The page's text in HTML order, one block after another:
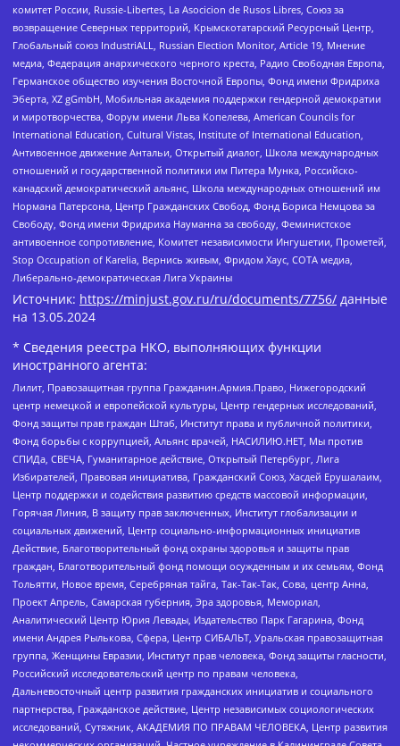
комитет России, Russie-Libertes, La Asocicion de Rusos Libres, Союз за
возвращение Северных территорий, Крымскотатарский Ресурсный Центр,
Глобальный союз IndustriALL, Russian Election Monitor, Article 19, Мнение
медиа, Федерация анархического черного креста, Радио Свободная Европа,
Германское общество изучения Восточной Европы, Фонд имени Фридриха
Эберта, XZ gGmbH, Мобильная академия поддержки гендерной демократии
и миротворчества, Форум имени Льва Копелева, American Councils for
International Education, Cultural Vistas, Institute of International Education,
Антивоенное движение Антальи, Открытый диалог, Школа международных
отношений и государственной политики им Питера Мунка, Российско-
канадский демократический альянс, Школа международных отношений им
Нормана Патерсона, Центр Гражданских Свобод, Фонд Бориса Немцова за
Свободу, Фонд имени Фридриха Науманна за свободу, Феминистское
антивоенное сопротивление, Комитет независимости Ингушетии, Прометей,
Stop Occupation of Karelia, Вернись живым, Фридом Хаус, СОТА медиа,
Либерально-демократическая Лига Украины
Источник: https://minjust.gov.ru/ru/documents/7756/ данные
на 13.05.2024
* Сведения реестра НКО, выполняющих функции
иностранного агента:
Лилит, Правозащитная группа Гражданин.Армия.Право, Нижегородский
центр немецкой и европейской культуры, Центр гендерных исследований,
Фонд защиты прав граждан Штаб, Институт права и публичной политики,
Фонд борьбы с коррупцией, Альянс врачей, НАСИЛИЮ.НЕТ, Мы против
СПИДа, СВЕЧА, Гуманитарное действие, Открытый Петербург, Лига
Избирателей, Правовая инициатива, Гражданский Союз, Хасдей Ерушалаим,
Центр поддержки и содействия развитию средств массовой информации,
Горячая Линия, В защиту прав заключенных, Институт глобализации и
социальных движений, Центр социально-информационных инициатив
Действие, Благотворительный фонд охраны здоровья и защиты прав
граждан, Благотворительный фонд помощи осужденным и их семьям, Фонд
Тольятти, Новое время, Серебряная тайга, Так-Так-Так, Сова, центр Анна,
Проект Апрель, Самарская губерния, Эра здоровья, Мемориал,
Аналитический Центр Юрия Левады, Издательство Парк Гагарина, Фонд
имени Андрея Рылькова, Сфера, Центр СИБАЛЬТ, Уральская правозащитная
группа, Женщины Евразии, Институт прав человека, Фонд защиты гласности,
Российский исследовательский центр по правам человека,
Дальневосточный центр развития гражданских инициатив и социального
партнерства, Гражданское действие, Центр независимых социологических
исследований, Сутяжник, АКАДЕМИЯ ПО ПРАВАМ ЧЕЛОВЕКА, Центр развития